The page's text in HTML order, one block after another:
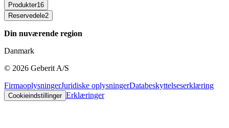
Produkter16
Reservedele2
Din nuværende region
Danmark
© 2026 Geberit A/S
FirmaoplysningerJuridiske oplysningerDatabeskyttelseserklæring
Cookieindstillinger Erklæringer